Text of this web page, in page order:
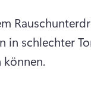
in schlechter
können.